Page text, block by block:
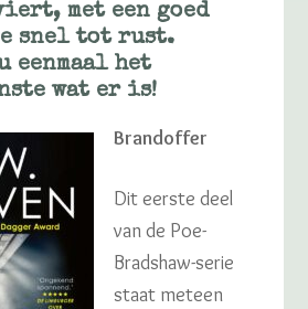
met een goed
snel tot rust.
eenmaal het
wat er is!
Brandoffer
Dit eerste deel
van de Poe-
Bradshaw-serie
staat meteen